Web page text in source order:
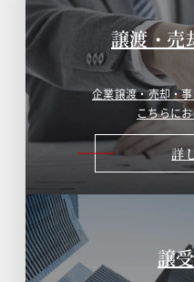
譲渡・売
企業譲渡・売却・
こちらに
詳
譲